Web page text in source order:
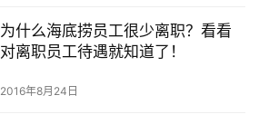
为什么海底捞员工很少离职？看看
对离职员工待遇就知道了！
2016年8月24日